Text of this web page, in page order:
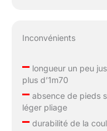
Inconvénients
–longueur un peu
plus d’1m70
–absence de pieds
léger pliage
–durabilité de la